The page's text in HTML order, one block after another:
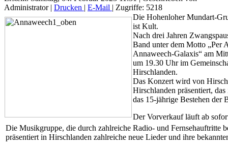
Administrator| Drucken | E-Mail | Zugriffe: 5218
Die Hohenloher Mundart-
ist Kult.
Nach drei Jahren
Band unter dem Motto „Per
Annaweech-Galaxis“ am
um 19.30 Uhr im
Hirschlanden.
Das Konzert wird von
Hirschlanden präsentiert, das
das 15-jährige Bestehen der
Der Vorverkauf läuft ab
Die Musikgruppe, die durch zahlreiche Radio- und Fernsehauftritte
präsentiert in Hirschlanden zahlreiche neue Lieder und ihre